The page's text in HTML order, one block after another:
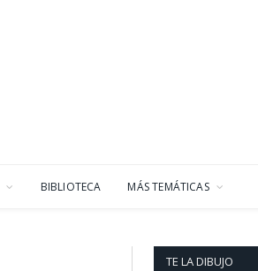
BIBLIOTECA MÁS TEMÁTICAS
TE LA DIBUJO